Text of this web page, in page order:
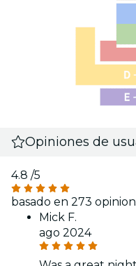
Opiniones de
4.8 /5
basado en 273
Mick F.
ago 2024